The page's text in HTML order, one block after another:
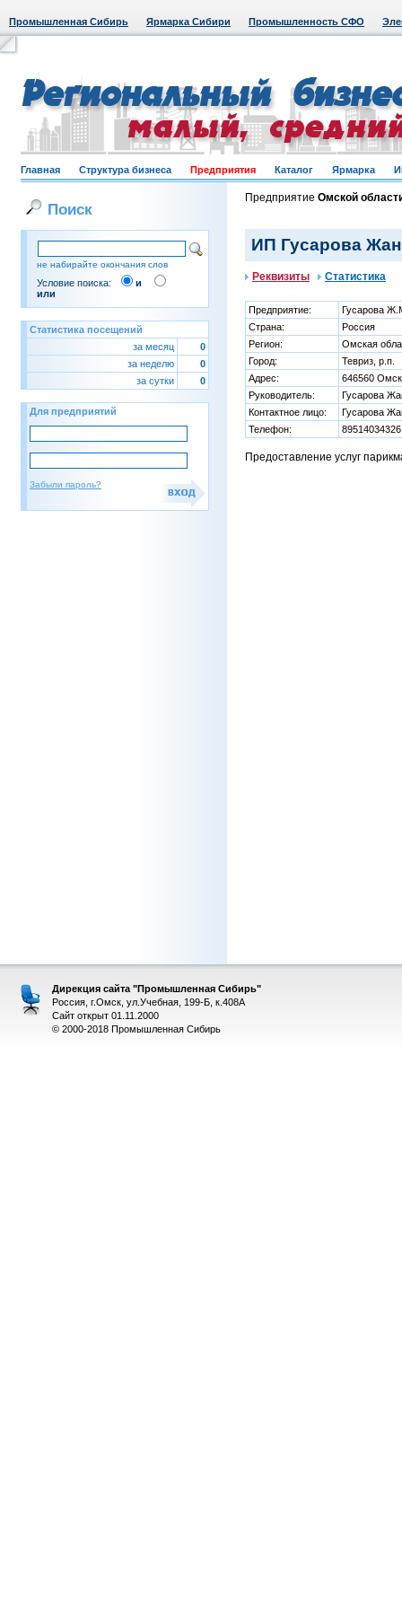
Промышленная Сибирь Ярмарка Сибири Промышленность СФО
Главная Структура бизнеса Предприятия Каталог Ярмарка
Поиск
не набирайте окончания слов
Условие поиска:
и
или
Статистика посещений
за месяц
0
за неделю
0
за сутки
0
Для предприятий
Забыли пароль?
Предприятие Омской
ИП Гусарова
Реквизиты Статистика
Предприятие:
Гусарова
Страна:
Россия
Регион:
Омская
Город:
Тевриз, р.п.
Адрес:
646560
Руководитель:
Гусарова
Контактное лицо:
Гусарова
Телефон:
89514034326
Предоставление услуг
Дирекция сайта "Промышленная Сибирь"
Россия, г.Омск, ул.Учебная, 199-Б, к.408А
Сайт открыт 01.11.2000
© 2000-2018 Промышленная Сибирь